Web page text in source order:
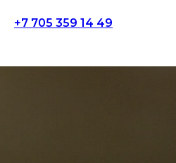
+7 705 359 14 49